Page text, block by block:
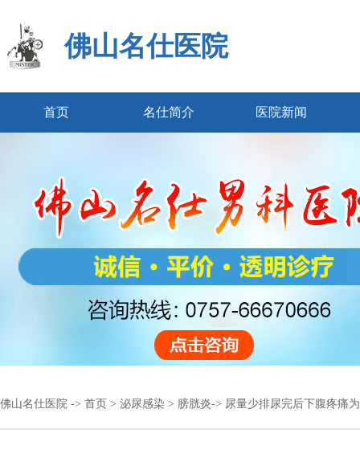
佛山名仕医院
首页 名仕简介 医院新闻
佛山名仕医院 -> 首页 > 泌尿感染 > 膀胱炎-> 尿量少排尿完后下腹疼痛